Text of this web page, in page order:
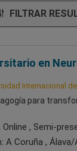
FILTRAR
en
Internacional
para
, Semi-
A Coruña ,